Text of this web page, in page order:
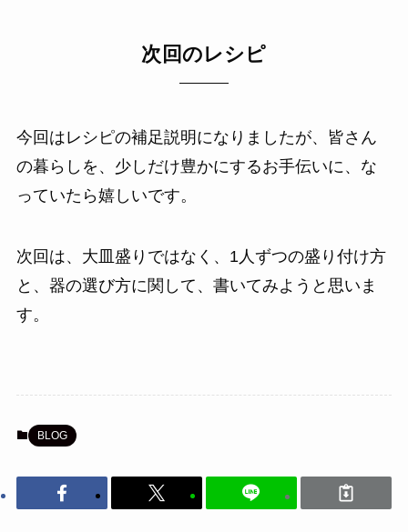
次回のレシピ
今回はレシピの補足説明になりましたが、皆さん
の暮らしを、少しだけ豊かにするお手伝いに、な
っていたら嬉しいです。
次回は、大皿盛りではなく、1人ずつの盛り付け方
と、器の選び方に関して、書いてみようと思いま
す。
BLOG